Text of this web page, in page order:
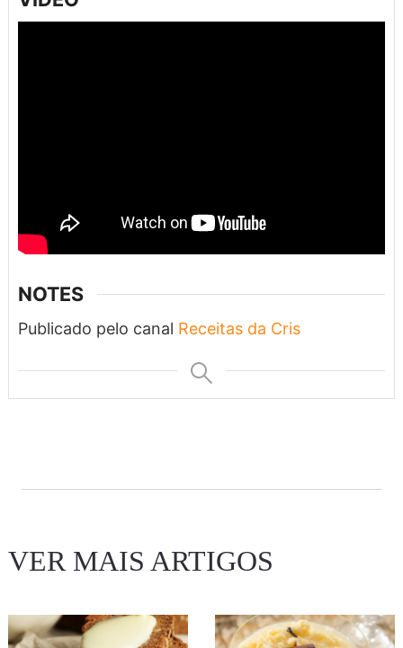
NOTES
Publicado pelo canal Receitas da Cris
VER MAIS ARTIGOS